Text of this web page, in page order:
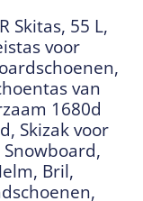
Skitas, 55 L,
voor
van
1680d
Skizak voor
Snowboard,
Bril,